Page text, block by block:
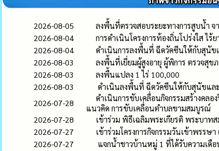
2026-08-05
ลงพื้นที่ตรวจสอบระยะทางการสูบน้ำ
2026-08-04
การดำเนินโครงการท้องถิ่นโปร่งใส ไร้
2026-08-04
ดำเนินการลงพื้นที่ ฉีดวัคซีนให้กับสุนั
2026-08-03
ลงพื้นที่เยี่ยมผู้สูงอายุ ผู้พิการ ตรวจสุข
2026-08-03
ลงพื้นแปลง 1 ไร่ 100,000
2026-08-03
ดำเนินลงพื้นที่ ฉีดวัคซีนให้กับสุนัขแ
2026-07-28
ดำเนินการขับเคลื่อนกิจกรรมสร้างคล
แนวคิด การขับเคลื่อนตำบลขามสมบูรณ์
2026-07-28
เข้าร่วม พิธีเฉลิมพระเกียรติ พระบาท
2026-07-27
เข้าร่วมโครงการกิจกรรมวันเข้าพร
2026-07-27
แจกน้ำชาวบ้านหมู่ 1 ที่ได้รับความเดื